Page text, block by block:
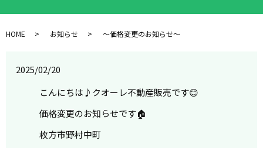
HOME お知らせ ～価格変更のお知らせ～
2025/02/20
こんにちは♪クオーレ不動産販売です😊
価格変更のお知らせです🏠
枚方市野村中町